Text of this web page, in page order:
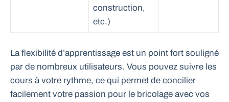
construction,
etc.)
La flexibilité d’apprentissage est un point fort souligné
par de nombreux utilisateurs. Vous pouvez suivre les
cours à votre rythme, ce qui permet de concilier
facilement votre passion pour le bricolage avec vos